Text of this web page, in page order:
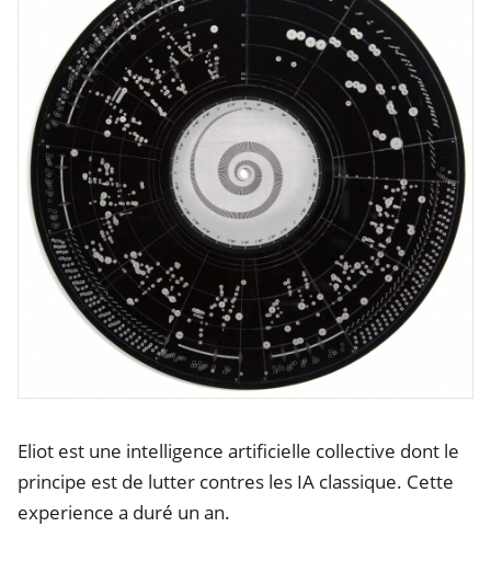
Eliot est une intelligence artificielle collective dont le
principe est de lutter contres les IA classique. Cette
experience a duré un an.